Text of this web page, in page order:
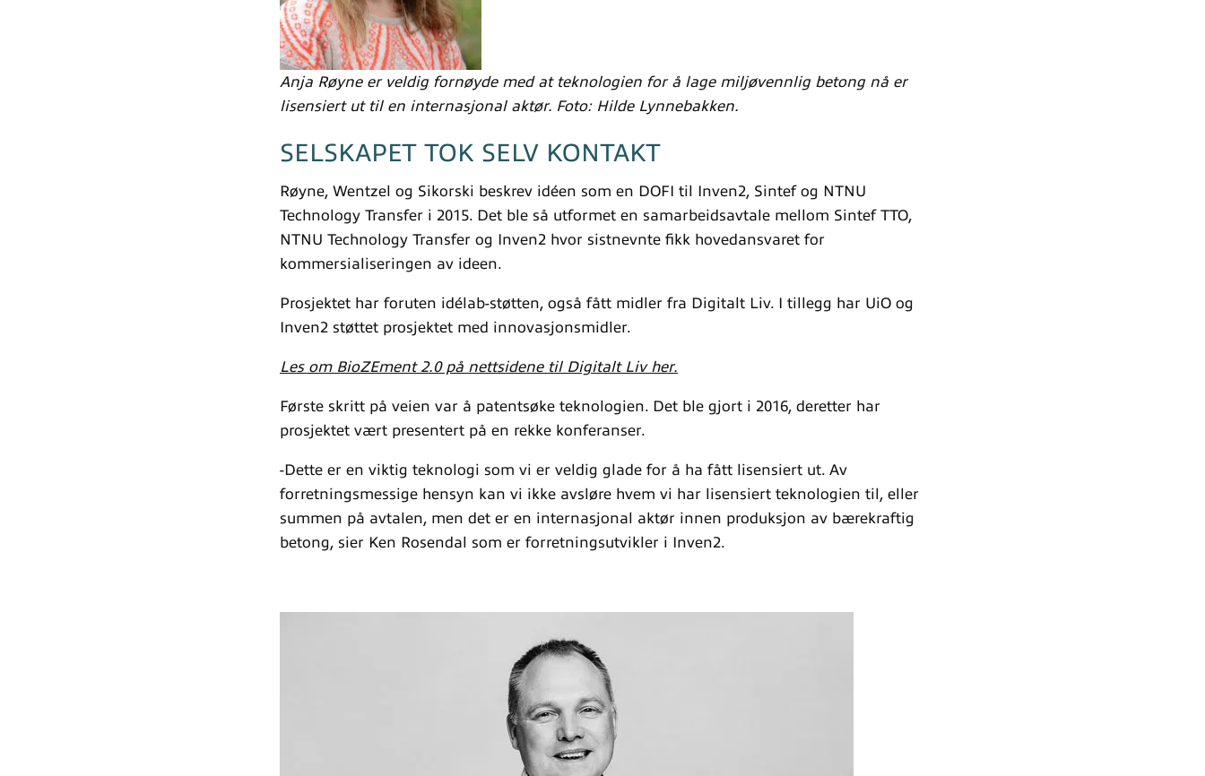
Anja Røyne er veldig fornøyde med at teknologien for å lage miljøvennlig betong nå er
lisensiert ut til en internasjonal aktør. Foto: Hilde Lynnebakken.
SELSKAPET TOK SELV KONTAKT
Røyne, Wentzel og Sikorski beskrev idéen som en DOFI til Inven2, Sintef og NTNU
Technology Transfer i 2015. Det ble så utformet en samarbeidsavtale mellom Sintef TTO,
NTNU Technology Transfer og Inven2 hvor sistnevnte fikk hovedansvaret for
kommersialiseringen av ideen.
Prosjektet har foruten idélab-støtten, også fått midler fra Digitalt Liv. I tillegg har UiO og
Inven2 støttet prosjektet med innovasjonsmidler.
Les om BioZEment 2.0 på nettsidene til Digitalt Liv her.
Første skritt på veien var å patentsøke teknologien. Det ble gjort i 2016, deretter har
prosjektet vært presentert på en rekke konferanser.
-Dette er en viktig teknologi som vi er veldig glade for å ha fått lisensiert ut. Av
forretningsmessige hensyn kan vi ikke avsløre hvem vi har lisensiert teknologien til, eller
summen på avtalen, men det er en internasjonal aktør innen produksjon av bærekraftig
betong, sier Ken Rosendal som er forretningsutvikler i Inven2.